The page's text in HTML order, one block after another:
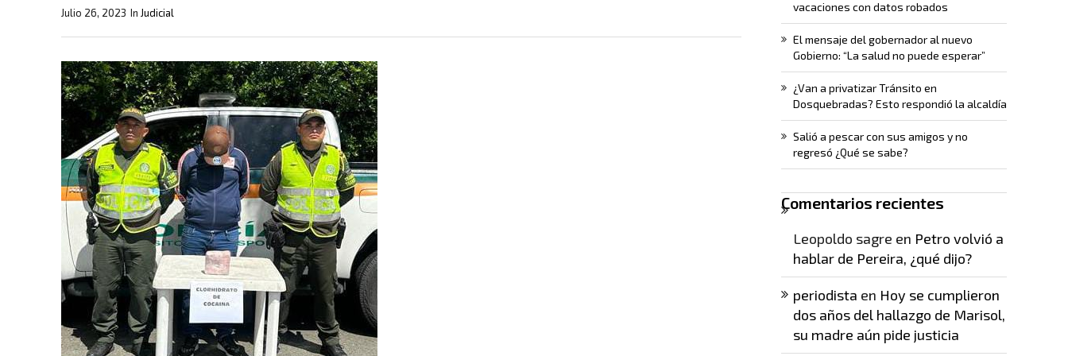
In Judicial
Julio 26, 2023 vacaciones con datos robados
El mensaje del gobernador al nuevo
Gobierno: “La salud no puede esperar”
¿Van a privatizar Tránsito en
Dosquebradas? Esto respondió la alcaldía
Salió a pescar con sus amigos y no
regresó ¿Qué se sabe?
Comentarios recientes
Leopoldo sagre en Petro volvió a
hablar de Pereira, ¿qué dijo?
periodista en Hoy se cumplieron
dos años del hallazgo de Marisol,
su madre aún pide justicia